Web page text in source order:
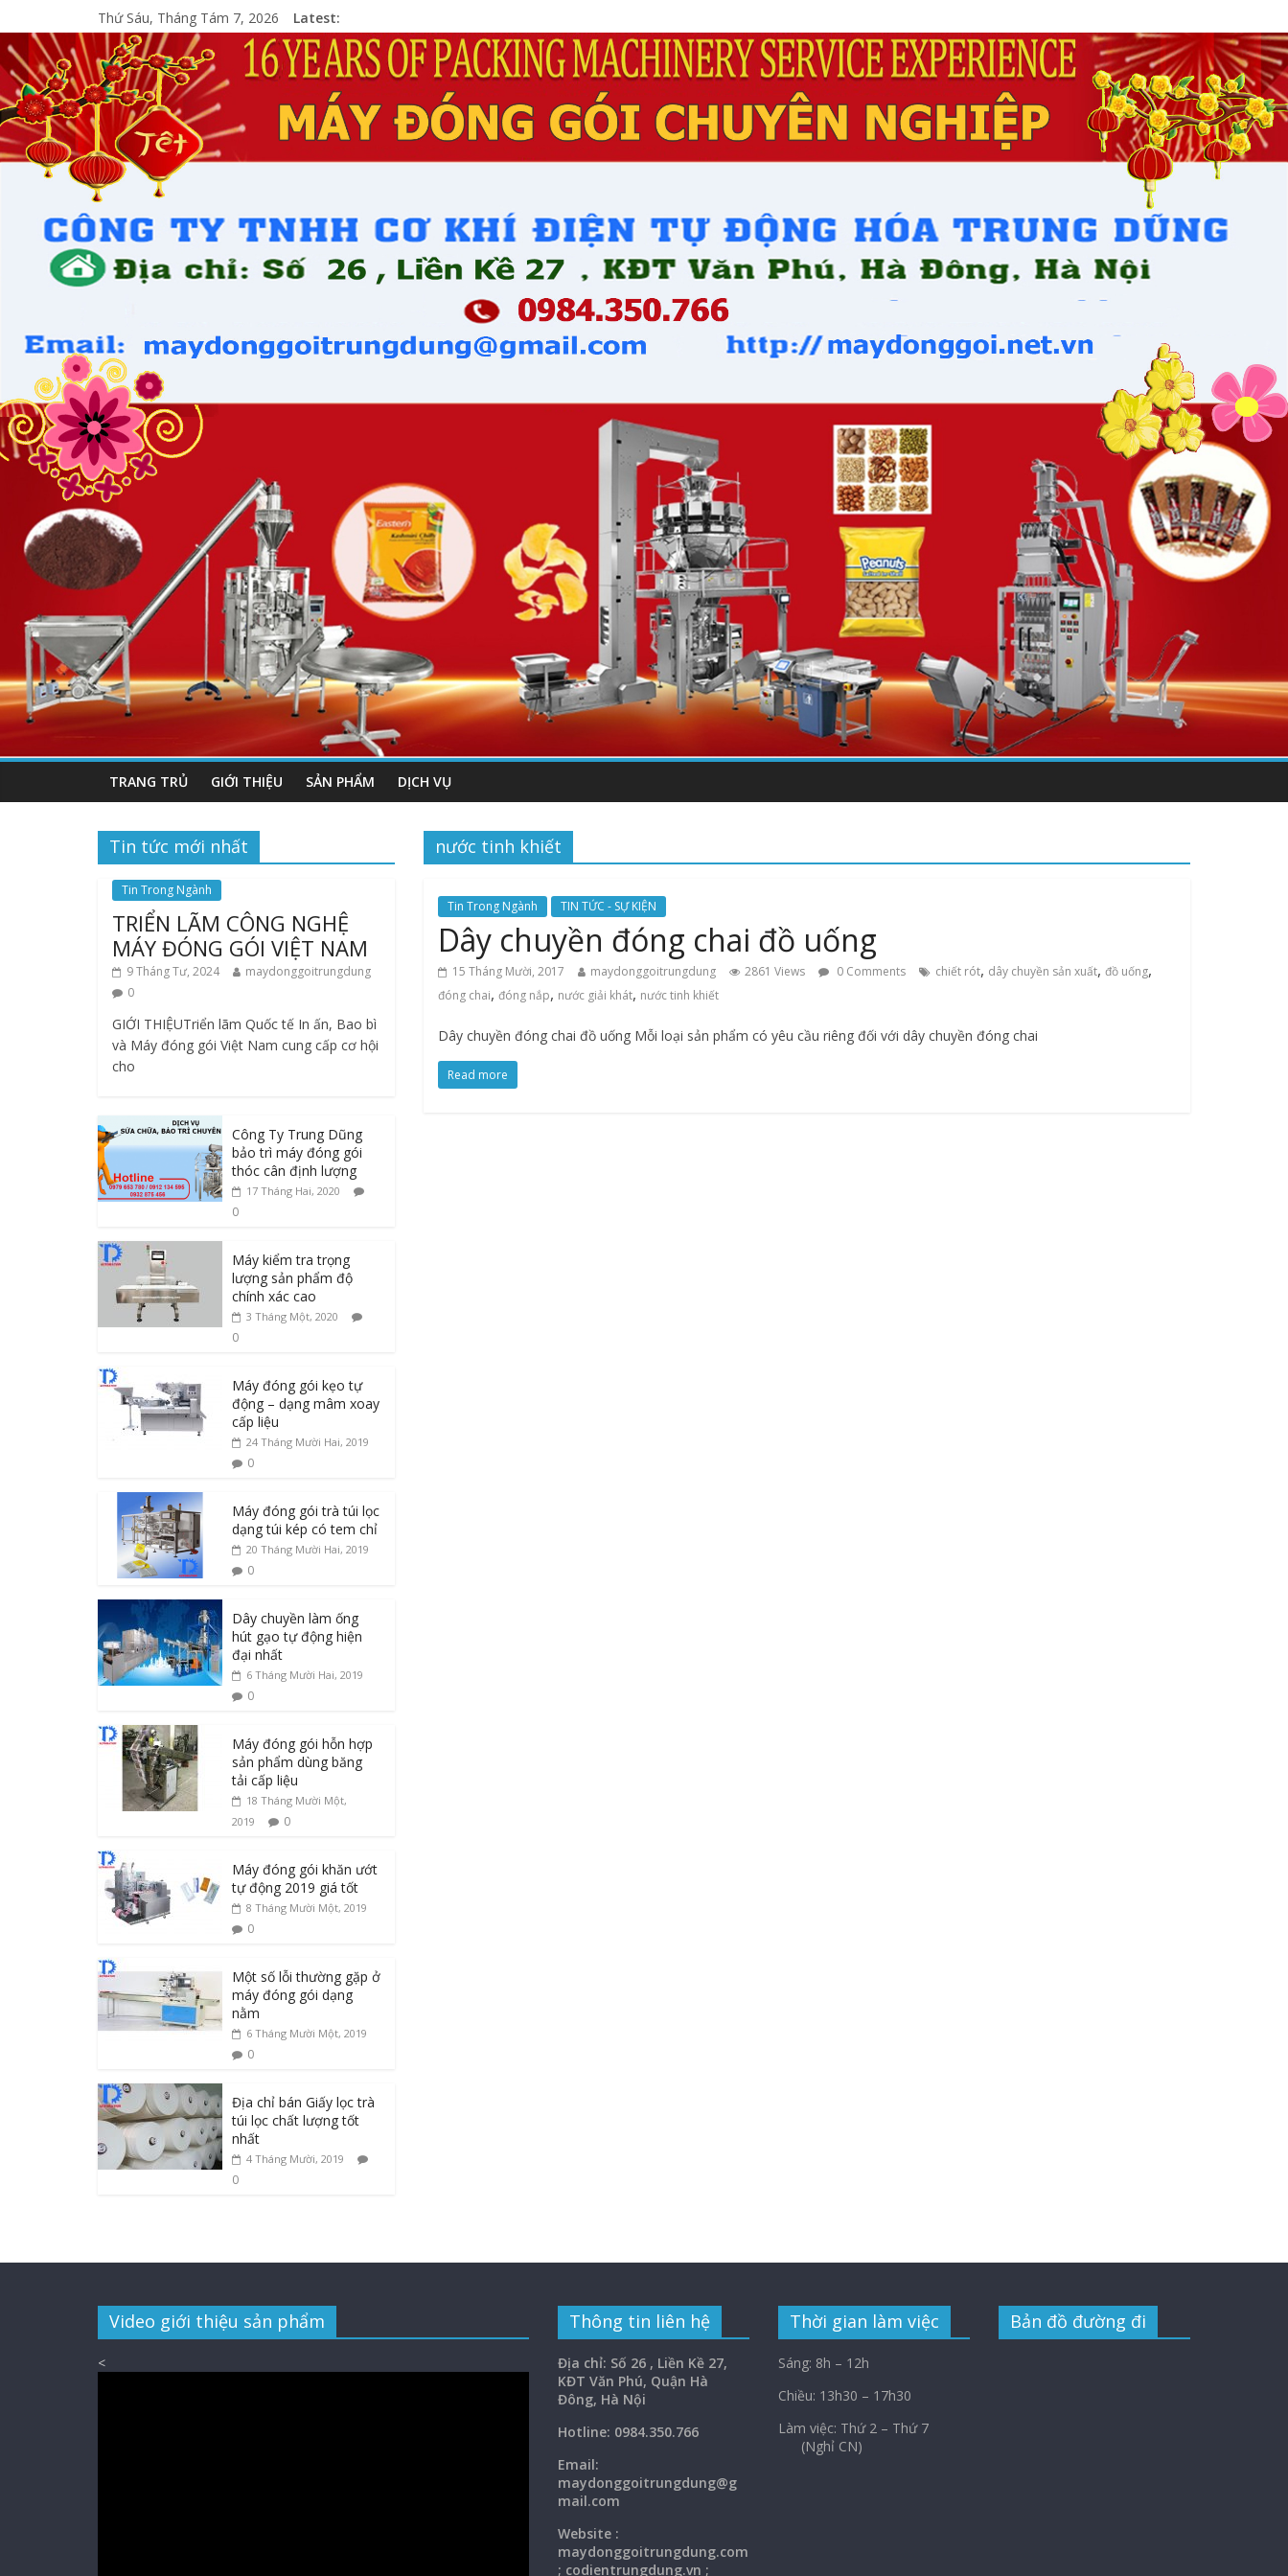
Thứ Sáu, Tháng Tám 7, 2026 Latest:
TRANG TRỦ GIỚI THIỆU SẢN PHẨM DỊCH VỤ
nước tinh khiết
Tin Trong Ngành TIN TỨC - SỰ KIỆN
Dây chuyền đóng chai đồ uống
15 Tháng Mười, 2017 maydonggoitrungdung 2861 Views 0 Comments chiết rót, dây chuyền sản xuất, đồ uống,
đóng chai, đóng nắp, nước giải khát, nước tinh khiết
Dây chuyền đóng chai đồ uống Mỗi loại sản phẩm có yêu cầu riêng đối với dây chuyền đóng chai
Read more
Tin tức mới nhất
Tin Trong Ngành
TRIỂN LÃM CÔNG NGHỆ
MÁY ĐÓNG GÓI VIỆT NAM
9 Tháng Tư, 2024
maydonggoitrungdung
0
GIỚI THIỆUTriển lãm Quốc tế In ấn, Bao bì
và Máy đóng gói Việt Nam cung cấp cơ hội
cho
Công Ty Trung Dũng
bảo trì máy đóng gói
thóc cân định lượng
17 Tháng Hai, 2020
0
Máy kiểm tra trọng
lượng sản phẩm độ
chính xác cao
3 Tháng Một, 2020
0
Máy đóng gói kẹo tự
động – dạng mâm xoay
cấp liệu
24 Tháng Mười Hai, 2019
0
Máy đóng gói trà túi lọc
dạng túi kép có tem chỉ
20 Tháng Mười Hai, 2019
0
Dây chuyền làm ống
hút gạo tự động hiện
đại nhất
6 Tháng Mười Hai, 2019
0
Máy đóng gói hỗn hợp
sản phẩm dùng băng
tải cấp liệu
18 Tháng Mười Một,
2019
0
Máy đóng gói khăn ướt
tự động 2019 giá tốt
8 Tháng Mười Một, 2019
0
Một số lỗi thường gặp ở
máy đóng gói dạng
nằm
6 Tháng Mười Một, 2019
0
Địa chỉ bán Giấy lọc trà
túi lọc chất lượng tốt
nhất
4 Tháng Mười, 2019
0
Video giới thiệu sản phẩm
<
Thông tin liên hệ
Địa chỉ: Số 26 , Liền Kề 27,
KĐT Văn Phú, Quận Hà
Đông, Hà Nội
Hotline: 0984.350.766
Email:
maydonggoitrungdung@g
mail.com
Website :
maydonggoitrungdung.com
; codientrungdung.vn ;
Thời gian làm việc
Sáng: 8h – 12h
Chiều: 13h30 – 17h30
Làm việc: Thứ 2 – Thứ 7
(Nghỉ CN)
Bản đồ đường đi